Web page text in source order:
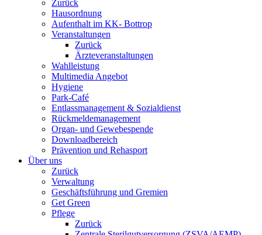
Zurück
Hausordnung
Aufenthalt im KK- Bottrop
Veranstaltungen
Zurück
Ärzteveranstaltungen
Wahlleistung
Multimedia Angebot
Hygiene
Park-Café
Entlassmanagement & Sozialdienst
Rückmeldemanagement
Organ- und Gewebespende
Downloadbereich
Prävention und Rehasport
Über uns
Zurück
Verwaltung
Geschäftsführung und Gremien
Get Green
Pflege
Zurück